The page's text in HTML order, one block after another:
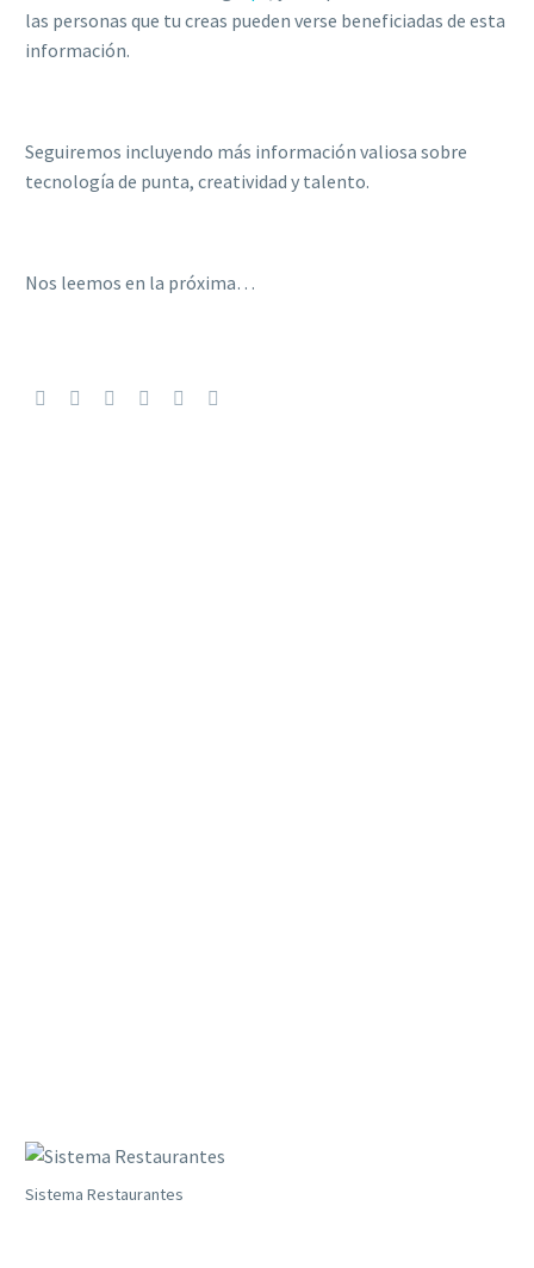
las personas que tu creas pueden verse beneficiadas de esta
información.
Seguiremos incluyendo más información valiosa sobre
tecnología de punta, creatividad y talento.
Nos leemos en la próxima…
Sistema Restaurantes